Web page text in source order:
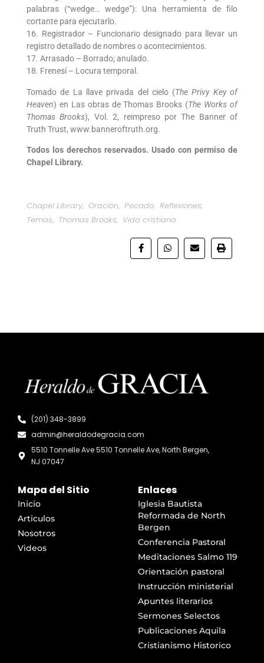
palabras (“wedge… wedge”): Una herramienta de filo
cortante para ejecutarlo.
16. Registrador – Funcionario designado para llevar un
registro detallado de nombres o acontecimientos.
17. Arrasado – Borrado; anulado.
18. Frenesí – Locura temporal.
Tomado de La llave privada del cielo (The Privy Key of
Heaven) en Las obras de Thomas Brooks (The Works of
Thomas Brooks), Vol. 2, reimpreso por The Banner of
Truth Trust, www.banneroftruth.org.
Todos los derechos reservados. Usado con permiso de
Chapel Library.
Chapel Library, Oración, Pecado, Reflexiones,
Temas, Thomas Brooks, Vida cristiana
(201) 348-3899
admin@heraldodegracia.com
5510 Tonnelle Ave 5510 Tonnelle Ave, North Bergen,
NJ 07047
Mapa del Sitio
Inicio
Articulos
Nosotros
Videos
Enlaces
Iglesia Bautista
Reformada de North
Bergen
Conferencia Pastoral
Meditaciones Salmo 119
Orientación pastoral
Instrucción ministerial
Apuntes literarios
Sermones Selectos
Publicaciones Aquila
Cristianismo Historico